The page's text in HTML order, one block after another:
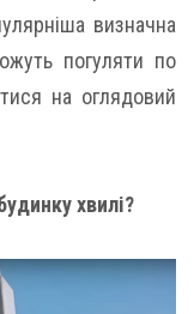
визначна
погуляти по
на оглядовий
хвилі?